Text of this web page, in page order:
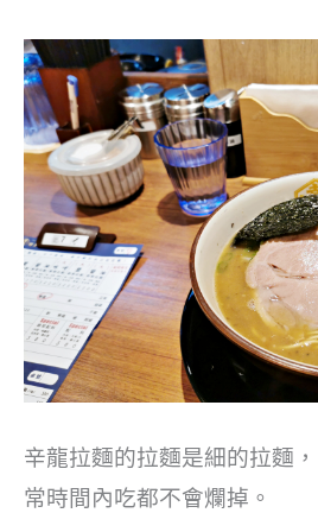
辛龍拉麵的拉麵是細的拉麵
常時間內吃都不會爛掉。